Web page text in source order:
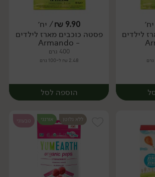
יח׳
לילדים
9.90
₪/ יח׳
פסטה כוכבים מארז לילדים
- Armando
400 גרם
2.48 ₪ ל-100 גרם
הוספה לסל
ללא גלוטן אורגני טבעוני